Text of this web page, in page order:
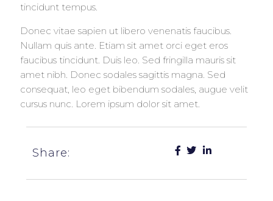
tincidunt tempus.
Donec vitae sapien ut libero venenatis faucibus.
Nullam quis ante. Etiam sit amet orci eget eros
faucibus tincidunt. Duis leo. Sed fringilla mauris sit
amet nibh. Donec sodales sagittis magna. Sed
consequat, leo eget bibendum sodales, augue velit
cursus nunc. Lorem ipsum dolor sit amet.
Share: